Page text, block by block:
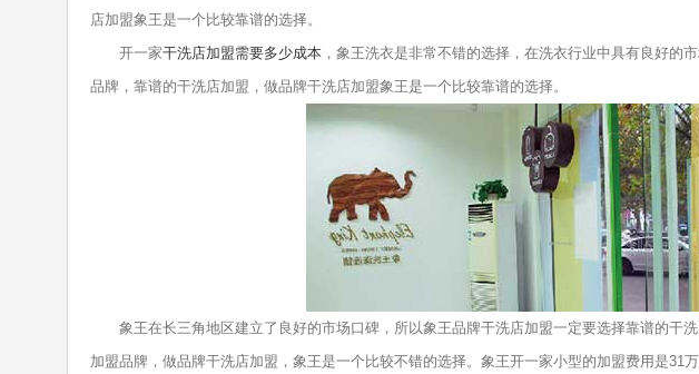
店加盟象王是一个比较靠谱的选择。
开一家干洗店加盟需要多少成本，象王洗衣是非常不错的选择，在洗衣行业中具有良好的
品牌，靠谱的干洗店加盟，做品牌干洗店加盟象王是一个比较靠谱的选择。
象王在长三角地区建立了良好的市场口碑，所以象王品牌干洗店加盟一定要选择靠谱的干
加盟品牌，做品牌干洗店加盟，象王是一个比较不错的选择。象王开一家小型的加盟费用是31